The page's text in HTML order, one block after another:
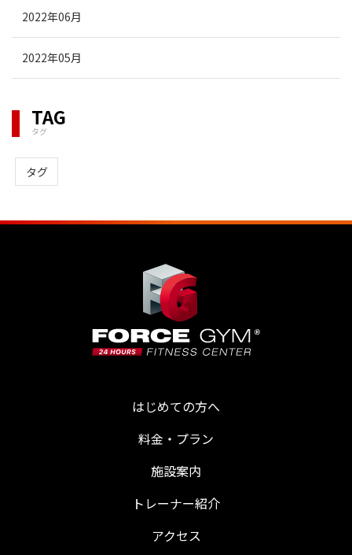
2022年06月
2022年05月
TAG
タグ
タグ
はじめての方へ
料金・プラン
施設案内
トレーナー紹介
アクセス